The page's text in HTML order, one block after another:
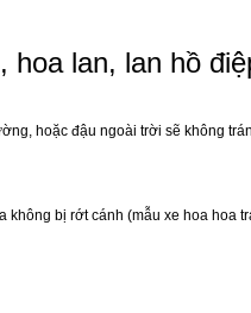
hoa lan, lan hồ
hoặc đậu ngoài trời sẽ không
bị rớt cánh (mẫu xe hoa hoa